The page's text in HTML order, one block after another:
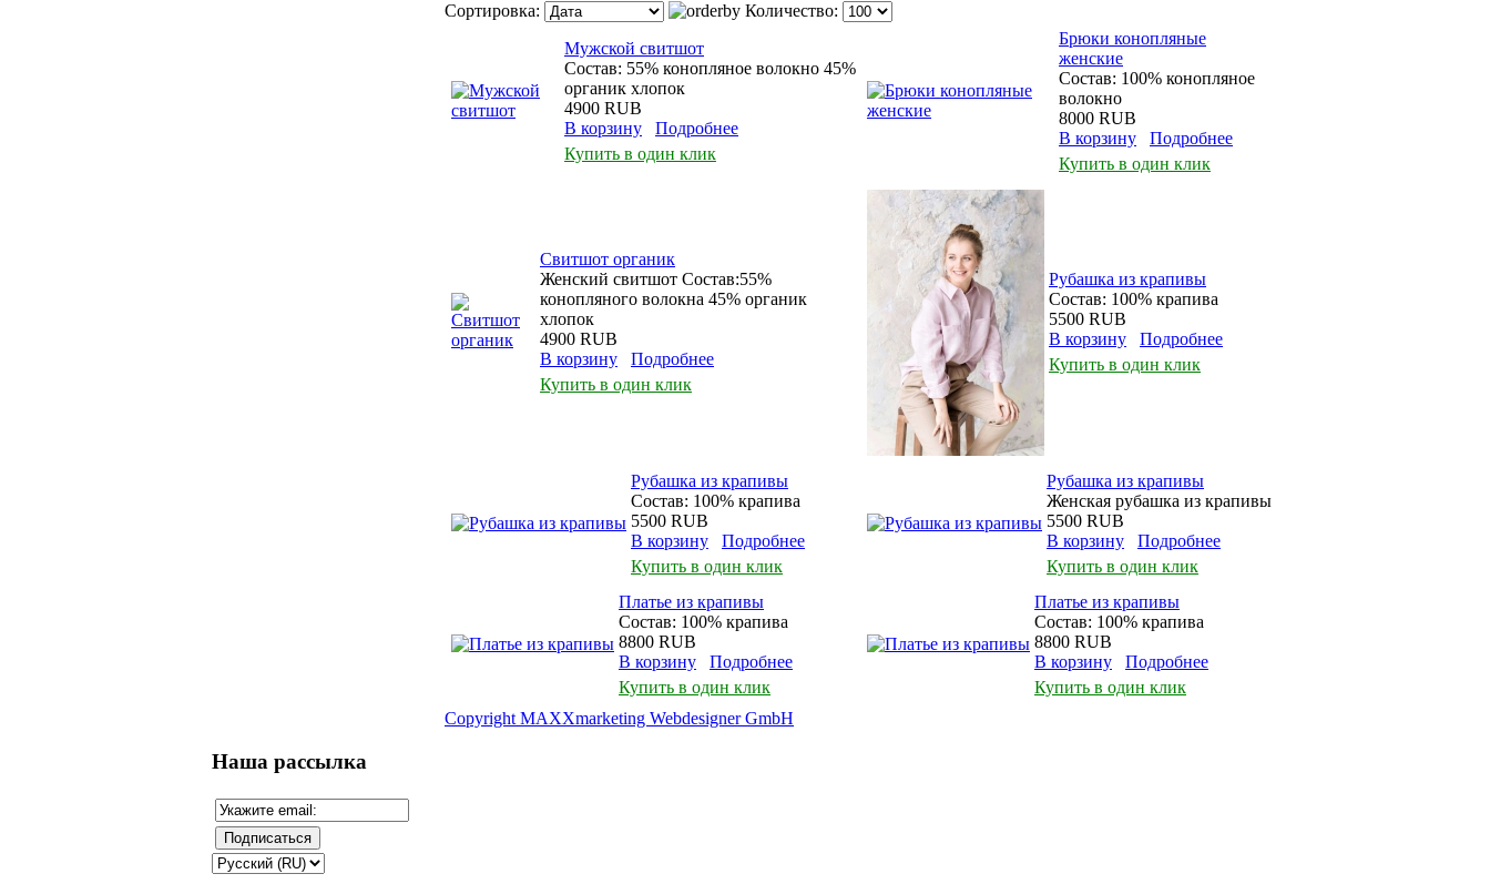
Сортировка:
Количество:
Мужской свитшот
Состав: 55% конопляное волокно 45%
органик хлопок
4900 RUB
В корзину
Подробнее
Купить в один клик
Брюки конопляные
женские
Состав: 100% конопляное
волокно
8000 RUB
В корзину
Подробнее
Купить в один клик
Свитшот органик
Женский свитшот Состав:55%
конопляного волокна 45% органик
хлопок
4900 RUB
В корзину
Подробнее
Купить в один клик
Рубашка из крапивы
Состав: 100% крапива
5500 RUB
В корзину
Подробнее
Купить в один клик
Рубашка из крапивы
Состав: 100% крапива
5500 RUB
В корзину
Подробнее
Купить в один клик
Рубашка из крапивы
Женская рубашка из крапивы
5500 RUB
В корзину
Подробнее
Купить в один клик
Платье из крапивы
Состав: 100% крапива
8800 RUB
В корзину
Подробнее
Купить в один клик
Платье из крапивы
Состав: 100% крапива
8800 RUB
В корзину
Подробнее
Купить в один клик
Copyright MAXXmarketing Webdesigner GmbH
Наша рассылка